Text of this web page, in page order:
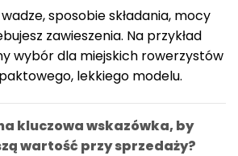
sposobie składania, mocy
zawieszenia. Na przykład
wybór dla miejskich rowerzystów
lekkiego modelu.
kluczowa wskazówka, by
wartość przy sprzedaży?